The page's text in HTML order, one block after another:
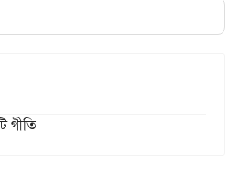
গীতি